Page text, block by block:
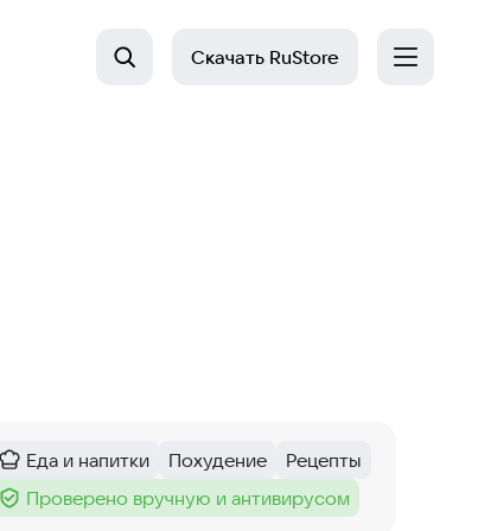
Скачать RuStore
Категория:
Еда и напитки
Тег:
Похудение
Тег:
Рецепты
Тег :
Проверено вручную и антивирусом